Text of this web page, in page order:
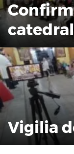
Vigilia